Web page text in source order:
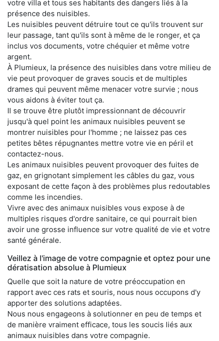
votre villa et tous ses habitants des dangers liés à la
présence des nuisibles.
Les nuisibles peuvent détruire tout ce qu'ils trouvent sur
leur passage, tant qu'ils sont à même de le ronger, et ça
inclus vos documents, votre chéquier et même votre
argent.
À Plumieux, la présence des nuisibles dans votre milieu de
vie peut provoquer de graves soucis et de multiples
drames qui peuvent même menacer votre survie ; nous
vous aidons à éviter tout ça.
Il se trouve être plutôt impressionnant de découvrir
jusqu'à quel point les animaux nuisibles peuvent se
montrer nuisibles pour l'homme ; ne laissez pas ces
petites bêtes répugnantes mettre votre vie en péril et
contactez-nous.
Les animaux nuisibles peuvent provoquer des fuites de
gaz, en grignotant simplement les câbles du gaz, vous
exposant de cette façon à des problèmes plus redoutables
comme les incendies.
Vivre avec des animaux nuisibles vous expose à de
multiples risques d'ordre sanitaire, ce qui pourrait bien
avoir une grosse influence sur votre qualité de vie et votre
santé générale.
Veillez à l'image de votre compagnie et optez pour une
dératisation absolue à Plumieux
Quelle que soit la nature de votre préoccupation en
rapport avec ces rats et souris, nous nous occupons d'y
apporter des solutions adaptées.
Nous nous engageons à solutionner en peu de temps et
de manière vraiment efficace, tous les soucis liés aux
animaux nuisibles dans votre compagnie.